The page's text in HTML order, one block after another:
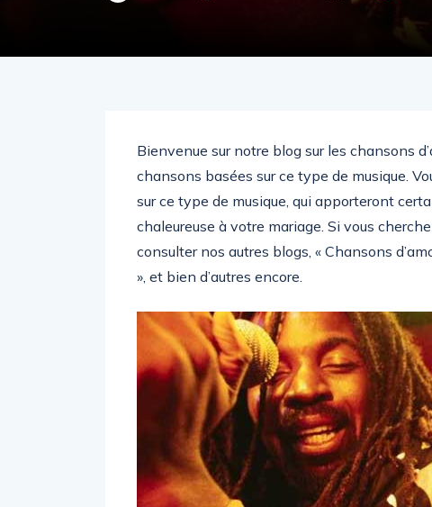
Bienvenue sur notre blog sur les chansons
chansons basées sur ce type de musique.
sur ce type de musique, qui apporteront
chaleureuse à votre mariage. Si vous
consulter nos autres blogs, « Chansons
», et bien d’autres encore.